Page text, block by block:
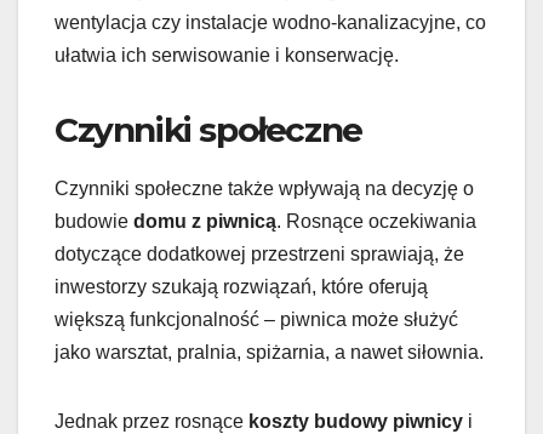
wentylacja czy instalacje wodno-kanalizacyjne, co
ułatwia ich serwisowanie i konserwację.
Czynniki społeczne
Czynniki społeczne także wpływają na decyzję o
budowie domu z piwnicą. Rosnące oczekiwania
dotyczące dodatkowej przestrzeni sprawiają, że
inwestorzy szukają rozwiązań, które oferują
większą funkcjonalność – piwnica może służyć
jako warsztat, pralnia, spiżarnia, a nawet siłownia.
Jednak przez rosnące koszty budowy piwnicy i